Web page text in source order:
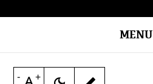
MENU
- +